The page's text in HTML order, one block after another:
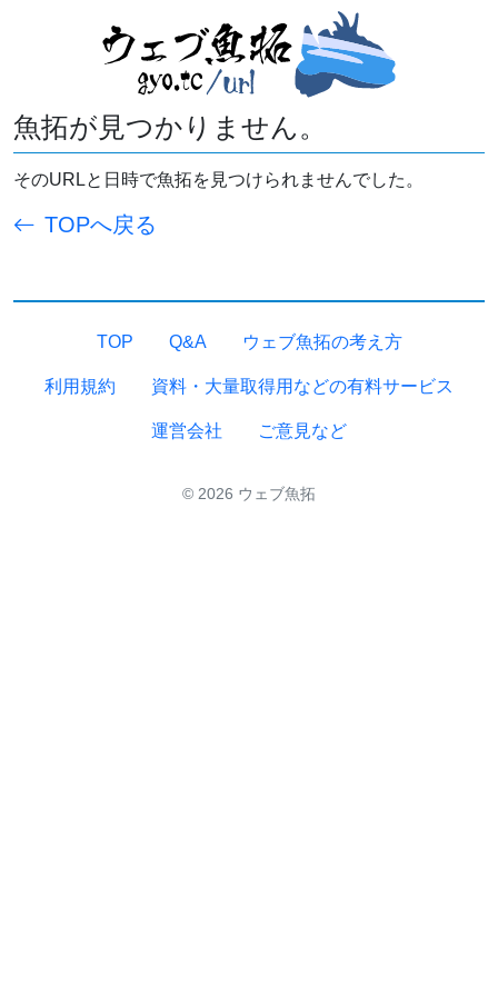
魚拓が見つかりません。
そのURLと日時で魚拓を見つけられませんでした。
TOPへ戻る
TOP Q&A ウェブ魚拓の考え方
利用規約 資料・大量取得用などの有料サービス
運営会社 ご意見など
© 2026 ウェブ魚拓